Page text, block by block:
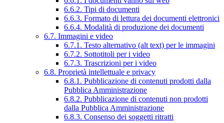
6.6.2. Tipi di documenti
6.6.3. Formato di lettura dei documenti elettronici
6.6.4. Modalità di produzione dei documenti
6.7. Immagini e video
6.7.1. Testo alternativo (alt text) per le immagini
6.7.2. Sottotitoli per i video
6.7.3. Trascrizioni per i video
6.8. Proprietà intellettuale e privacy
6.8.1. Pubblicazione di contenuti prodotti dalla
Pubblica Amministrazione
6.8.2. Pubblicazione di contenuti non prodotti
dalla Pubblica Amministrazione
6.8.3. Consenso dei soggetti ritratti